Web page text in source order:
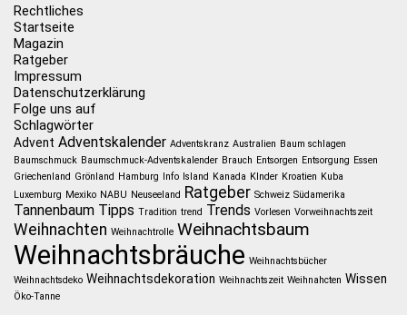
Rechtliches
Startseite
Magazin
Ratgeber
Impressum
Datenschutzerklärung
Folge uns auf
Schlagwörter
Advent Adventskalender Adventskranz Australien Baum schlagen
Baumschmuck Baumschmuck-Adventskalender Brauch Entsorgen Entsorgung Essen
Griechenland Grönland Hamburg Info Island Kanada KInder Kroatien Kuba
Luxemburg Mexiko NABU Neuseeland Ratgeber Schweiz Südamerika
Tannenbaum Tipps Tradition trend Trends Vorlesen Vorweihnachtszeit
Weihnachten Weihnachtrolle Weihnachtsbaum
Weihnachtsbräuche Weihnachtsbücher
Weihnachtsdeko Weihnachtsdekoration Weihnachtszeit Weihnahcten Wissen
Öko-Tanne